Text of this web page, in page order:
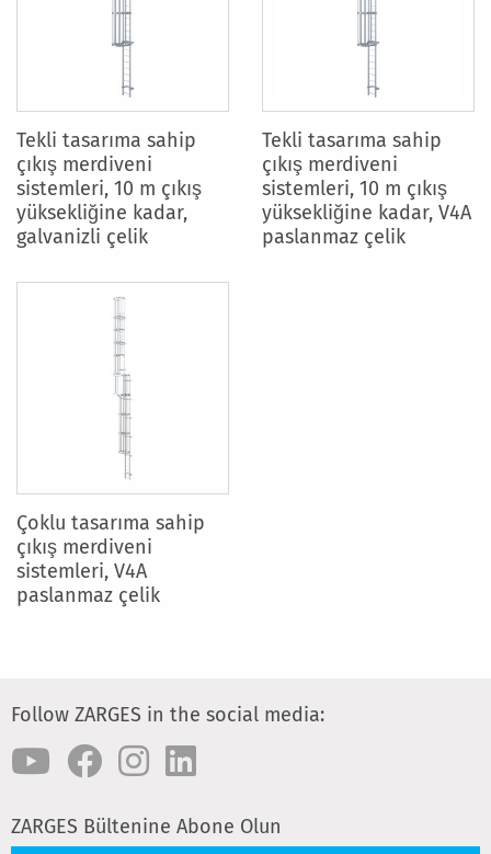
Tekli tasarıma sahip
çıkış merdiveni
sistemleri, 10 m çıkış
yüksekliğine kadar,
galvanizli çelik
Tekli tasarıma sahip
çıkış merdiveni
sistemleri, 10 m çıkış
yüksekliğine kadar, V4A
paslanmaz çelik
Çoklu tasarıma sahip
çıkış merdiveni
sistemleri, V4A
paslanmaz çelik
Follow ZARGES in the social media:
ZARGES Bültenine Abone Olun